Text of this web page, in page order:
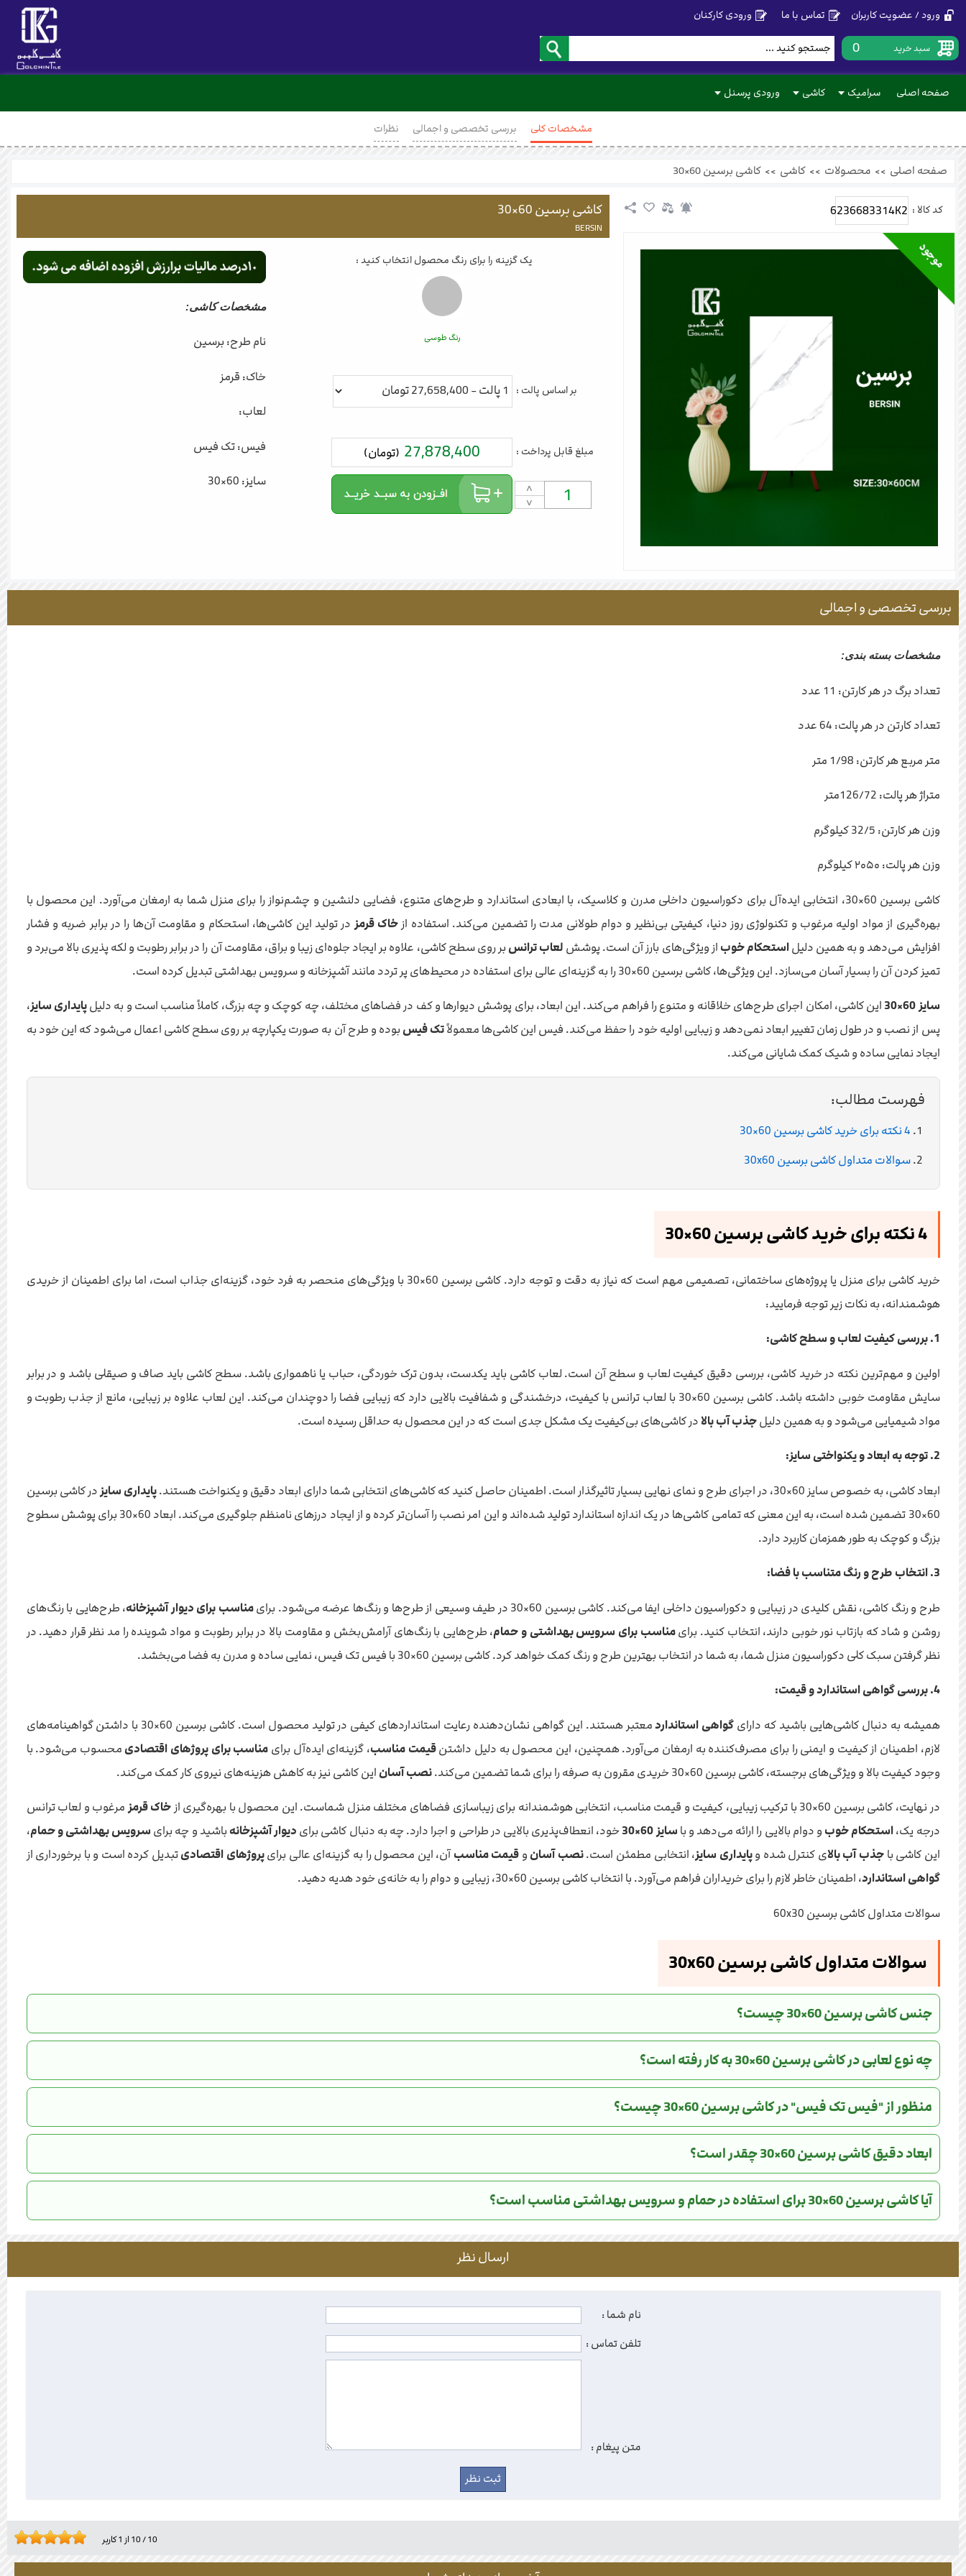
ورود / عضویت کاربران تماس با ما ورودی کارکنان
سبد خرید 0
صفحه اصلی سرامیک کاشی ورودی پرسنل
مشخصات کلی بررسی تخصصی و اجمالی نظرات
صفحه اصلی >> محصولات >> کاشی >> کاشی برسین 60×30
کد کالا : 6236683314K2 کاشی برسین 60×30
BERSIN
یک گزینه را برای رنگ محصول انتخاب کنید :
رنگ طوسی
بر اساس پالت :
مبلغ قابل پرداخت : 27,878,400 (تومان)
˄
˅
مشخصات کاشی:
نام طرح: برسین
خاک: قرمز
لعاب:
فیس: تک فیس
سایز: 60×30
بررسی تخصصی و اجمالی
مشخصات بسته بندی:
تعداد برگ در هر کارتن: 11 عدد
تعداد کارتن در هر پالت: 64 عدد
متر مربع هر کارتن: 1/98 متر
متراژ هر پالت: 126/72متر
وزن هر کارتن: 32/5 کیلوگرم
وزن هر پالت: ۲۰۵۰ کیلوگرم
کاشی برسین 60×30، انتخابی ایده‌آل برای دکوراسیون داخلی مدرن و کلاسیک، با ابعادی استاندارد و طرح‌های متنوع، فضایی دلنشین و چشم‌نواز را برای منزل شما به ارمغان می‌آورد. این محصول با
بهره‌گیری از مواد اولیه مرغوب و تکنولوژی روز دنیا، کیفیتی بی‌نظیر و دوام طولانی مدت را تضمین می‌کند. استفاده از خاک قرمزدر تولید این کاشی‌ها، استحکام و مقاومت آن‌ها را در برابر ضربه و فشار
افزایش می‌دهد و به همین دلیلاستحکام خوب از ویژگی‌های بارز آن است. پوشش لعاب ترانس بر روی سطح کاشی، علاوه بر ایجاد جلوه‌ای زیبا و براق، مقاومت آن را در برابر رطوبت و لکه پذیری بالا می‌برد و
تمیز کردن آن را بسیار آسان می‌سازد. این ویژگی‌ها، کاشی برسین 60×30 را به گزینه‌ای عالی برای استفاده در محیط‌های پر تردد مانند آشپزخانه و سرویس بهداشتی تبدیل کرده است.
سایز 60×30 این کاشی، امکان اجرای طرح‌های خلاقانه و متنوع را فراهم می‌کند. این ابعاد، برای پوشش دیوارها و کف در فضاهای مختلف، چه کوچک و چه بزرگ، کاملاً مناسب است و به دلیلپایداری سایز،
پس از نصب و در طول زمان تغییر ابعاد نمی‌دهد و زیبایی اولیه خود را حفظ می‌کند. فیس این کاشی‌ها معمولاًتک فیس بوده و طرح آن به صورت یکپارچه بر روی سطح کاشی اعمال می‌شود که این خود به
ایجاد نمایی ساده و شیک کمک شایانی می‌کند.
فهرست مطالب:
4 نکته برای خرید کاشی برسین 60×30
سوالات متداول کاشی برسین 30x60
4 نکته برای خرید کاشی برسین 60×30
خرید کاشی برای منزل یا پروژه‌های ساختمانی، تصمیمی مهم است که نیاز به دقت و توجه دارد. کاشی برسین 60×30 با ویژگی‌های منحصر به فرد خود، گزینه‌ای جذاب است، اما برای اطمینان از خریدی
هوشمندانه، به نکات زیر توجه فرمایید:
1. بررسی کیفیت لعاب و سطح کاشی:
اولین و مهم‌ترین نکته در خرید کاشی، بررسی دقیق کیفیت لعاب و سطح آن است. لعاب کاشی باید یکدست، بدون ترک خوردگی، حباب یا ناهمواری باشد. سطح کاشی باید صاف و صیقلی باشد و در برابر
سایش مقاومت خوبی داشته باشد. کاشی برسین 60×30 با لعاب ترانس با کیفیت، درخشندگی و شفافیت بالایی دارد که زیبایی فضا را دوچندان می‌کند. این لعاب علاوه بر زیبایی، مانع از جذب رطوبت و
مواد شیمیایی می‌شود و به همین دلیلجذب آب بالادر کاشی‌های بی‌کیفیت یک مشکل جدی است که در این محصول به حداقل رسیده است.
2. توجه به ابعاد و یکنواختی سایز:
ابعاد کاشی، به خصوص سایز 60×30، در اجرای طرح و نمای نهایی بسیار تاثیرگذار است. اطمینان حاصل کنید که کاشی‌های انتخابی شما دارای ابعاد دقیق و یکنواخت هستند. پایداری سایزدر کاشی برسین
60×30 تضمین شده است، به این معنی که تمامی کاشی‌ها در یک اندازه استاندارد تولید شده‌اند و این امر نصب را آسان‌تر کرده و از ایجاد درزهای نامنظم جلوگیری می‌کند. ابعاد 60×30 برای پوشش سطوح
بزرگ و کوچک به طور همزمان کاربرد دارد.
3. انتخاب طرح و رنگ متناسب با فضا:
طرح و رنگ کاشی، نقش کلیدی در زیبایی و دکوراسیون داخلی ایفا می‌کند. کاشی برسین 60×30 در طیف وسیعی از طرح‌ها و رنگ‌ها عرضه می‌شود. برای مناسب برای دیوار آشپزخانه، طرح‌هایی با رنگ‌های
روشن و شاد که بازتاب نور خوبی دارند، انتخاب کنید. برایمناسب برای سرویس بهداشتی و حمام، طرح‌هایی با رنگ‌های آرامش‌بخش و مقاومت بالا در برابر رطوبت و مواد شوینده را مد نظر قرار دهید. در
نظر گرفتن سبک کلی دکوراسیون منزل شما، به شما در انتخاب بهترین طرح و رنگ کمک خواهد کرد. کاشی برسین 60×30 با فیس تک فیس، نمایی ساده و مدرن به فضا می‌بخشد.
4. بررسی گواهی استاندارد و قیمت:
همیشه به دنبال کاشی‌هایی باشید که دارای گواهی استاندارد
معتبر هستند. این گواهی نشان‌دهنده رعایت استانداردهای کیفی در تولید محصول است. کاشی برسین 60×30 با داشتن گواهینامه‌های
لازم، اطمینان از کیفیت و ایمنی را برای مصرف‌کننده به ارمغان می‌آورد. همچنین، این محصول به دلیل داشتنقیمت مناسب، گزینه‌ای ایده‌آل برای مناسب برای پروژهای اقتصادی محسوب می‌شود. با
وجود کیفیت بالا و ویژگی‌های برجسته، کاشی برسین 60×30 خریدی مقرون به صرفه را برای شما تضمین می‌کند.
نصب آسان این کاشی نیز به کاهش هزینه‌های نیروی کار کمک می‌کند.
در نهایت، کاشی برسین 60×30 با ترکیب زیبایی، کیفیت و قیمت مناسب، انتخابی هوشمندانه برای زیباسازی فضاهای مختلف منزل شماست. این محصول با بهره‌گیری از خاک قرمزمرغوب و لعاب ترانس
درجه یک،استحکام خوب و دوام بالایی را ارائه می‌دهد و با سایز 60×30 خود، انعطاف‌پذیری بالایی در طراحی و اجرا دارد. چه به دنبال کاشی برای دیوار آشپزخانه باشید و چه برای سرویس بهداشتی و حمام،
این کاشی باجذب آب بالای کنترل شده وپایداری سایز، انتخابی مطمئن است.نصب آسان و قیمت مناسبآن، این محصول را به گزینه‌ای عالی برایپروژهای اقتصادیتبدیل کرده است و با برخورداری از
گواهی استاندارد، اطمینان خاطر لازم را برای خریداران فراهم می‌آورد. با انتخاب کاشی برسین 60×30، زیبایی و دوام را به خانه‌ی خود هدیه دهید.
سوالات متداول کاشی برسین 60x30
سوالات متداول کاشی برسین 30x60
جنس کاشی برسین 60×30 چیست؟
چه نوع لعابی در کاشی برسین 60×30 به کار رفته است؟
منظور از "فیس تک فیس" در کاشی برسین 60×30 چیست؟
ابعاد دقیق کاشی برسین 60×30 چقدر است؟
آیا کاشی برسین 60×30 برای استفاده در حمام و سرویس بهداشتی مناسب است؟
ارسال نظر
نام شما :
تلفن تماس :
متن پیغام :
10/10 از 1کاربر